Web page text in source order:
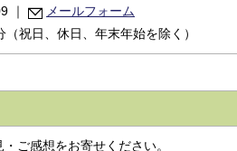
｜
メールフォーム
祝日、休日、年末年始を除く）
ご感想をお寄せください。